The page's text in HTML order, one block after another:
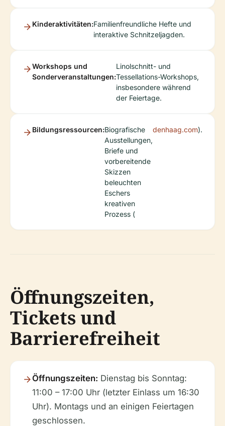
Kinderaktivitäten:Familienfreundliche Hefte und
interaktive Schnitzeljagden.
Workshops und
Sonderveranstaltungen:
Linolschnitt- und
Tessellations-Workshops,
insbesondere während
der Feiertage.
Bildungsressourcen:Biografische
Ausstellungen,
Briefe und
vorbereitende
Skizzen
beleuchten
Eschers
kreativen
Prozess (
denhaag.com).
Öffnungszeiten,
Tickets und
Barrierefreiheit
Öffnungszeiten: Dienstag bis Sonntag:
11:00 – 17:00 Uhr (letzter Einlass um 16:30
Uhr). Montags und an einigen Feiertagen
geschlossen.